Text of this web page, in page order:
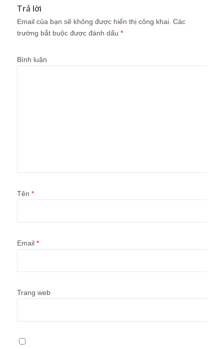
Trả lời
Email của bạn sẽ không được hiển thị công khai. Các
trường bắt buộc được đánh dấu *
Bình luận
Tên *
Email *
Trang web